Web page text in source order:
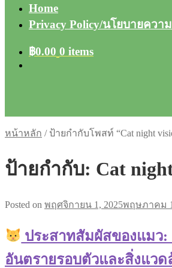
Home
Privacy Policy/นโยบายควา
฿0.00 0 items
หน้าหลัก / ป้ายกำกับโพสท์ “Cat night
ป้ายกำกับ: Cat
Posted on พฤศจิกายน 1, 2025พฤษภาคม
ประสาทสัมผัสของแมว:
อันตรายรอบตัวและสิ่งแวด